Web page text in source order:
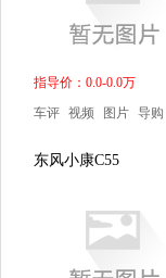
指导价：0.0-0.0万
车评 视频 图片 导购
东风小康C55